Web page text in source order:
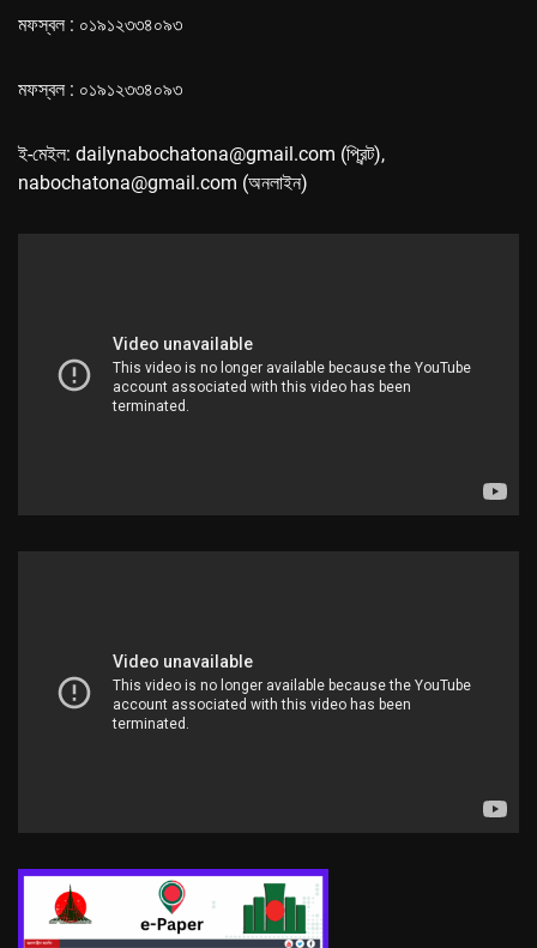
মফস্বল : ০১৯১২৩৩৪০৯৩
মফস্বল : ০১৯১২৩৩৪০৯৩
ই-মেইল: dailynabochatona@gmail.com (প্রিন্ট),
nabochatona@gmail.com (অনলাইন)